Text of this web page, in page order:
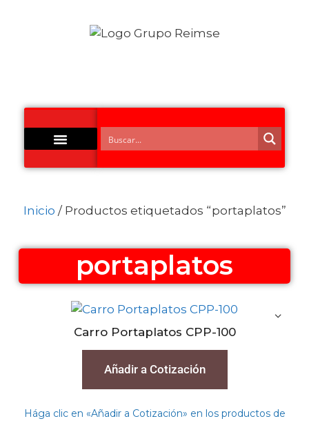
Inicio / Productos etiquetados “portaplatos”
portaplatos
Carro Portaplatos CPP-100
Añadir a Cotización
Hága clic en «Añadir a Cotización» en los productos de